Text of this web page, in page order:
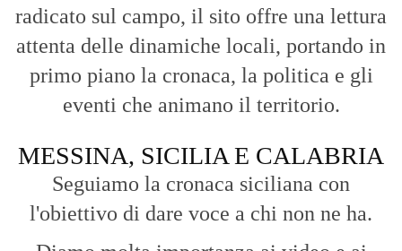
radicato sul campo, il sito offre una lettura
attenta delle dinamiche locali, portando in
primo piano la cronaca, la politica e gli
eventi che animano il territorio.
MESSINA, SICILIA E CALABRIA
Seguiamo la cronaca siciliana con
l'obiettivo di dare voce a chi non ne ha.